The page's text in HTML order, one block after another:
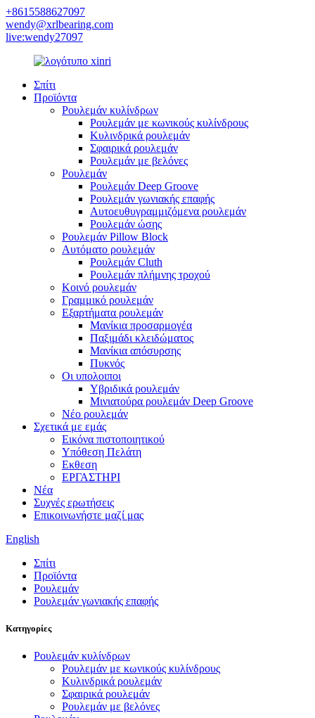
+8615588627097
wendy@xrlbearing.com
live:wendy27097
Σπίτι
Προϊόντα
Ρουλεμάν κυλίνδρων
Ρουλεμάν με κωνικούς κυλίνδρους
Κυλινδρικά ρουλεμάν
Σφαιρικά ρουλεμάν
Ρουλεμάν με βελόνες
Ρουλεμάν
Ρουλεμάν Deep Groove
Ρουλεμάν γωνιακής επαφής
Αυτοευθυγραμμιζόμενα ρουλεμάν
Ρουλεμάν ώσης
Ρουλεμάν Pillow Block
Αυτόματο ρουλεμάν
Ρουλεμάν Cluth
Ρουλεμάν πλήμνης τροχού
Κοινό ρουλεμάν
Γραμμικό ρουλεμάν
Εξαρτήματα ρουλεμάν
Μανίκια προσαρμογέα
Παξιμάδι κλειδώματος
Μανίκια απόσυρσης
Πυκνός
Οι υπολοιποι
Υβριδικά ρουλεμάν
Μινιατούρα ρουλεμάν Deep Groove
Νέο ρουλεμάν
Σχετικά με εμάς
Εικόνα πιστοποιητικού
Υπόθεση Πελάτη
Εκθεση
ΕΡΓΑΣΤΗΡΙ
Νέα
Συχνές ερωτήσεις
Επικοινωνήστε μαζί μας
English
Σπίτι
Προϊόντα
Ρουλεμάν
Ρουλεμάν γωνιακής επαφής
Κατηγορίες
Ρουλεμάν κυλίνδρων
Ρουλεμάν με κωνικούς κυλίνδρους
Κυλινδρικά ρουλεμάν
Σφαιρικά ρουλεμάν
Ρουλεμάν με βελόνες